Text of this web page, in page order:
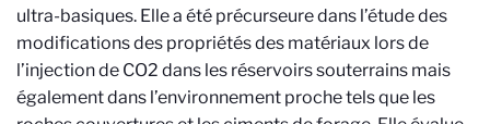
ultra-basiques. Elle a été précurseure dans l’étude des
modifications des propriétés des matériaux lors de
l’injection de CO2 dans les réservoirs souterrains mais
également dans l’environnement proche tels que les